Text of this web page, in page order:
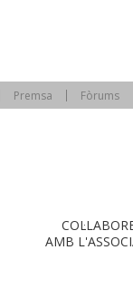
Premsa Fòrums
AMB